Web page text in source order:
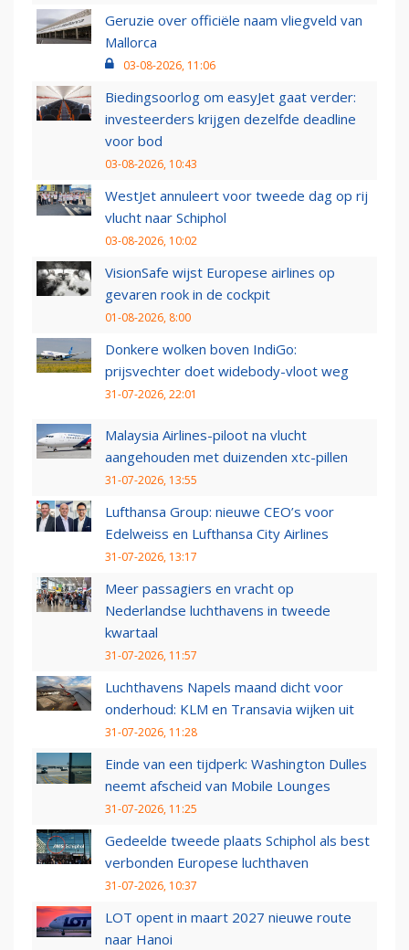
Geruzie over officiële naam vliegveld van
Mallorca
03-08-2026, 11:06
Biedingsoorlog om easyJet gaat verder:
investeerders krijgen dezelfde deadline
voor bod
03-08-2026, 10:43
WestJet annuleert voor tweede dag op rij
vlucht naar Schiphol
03-08-2026, 10:02
VisionSafe wijst Europese airlines op
gevaren rook in de cockpit
01-08-2026, 8:00
Donkere wolken boven IndiGo:
prijsvechter doet widebody-vloot weg
31-07-2026, 22:01
Malaysia Airlines-piloot na vlucht
aangehouden met duizenden xtc-pillen
31-07-2026, 13:55
Lufthansa Group: nieuwe CEO’s voor
Edelweiss en Lufthansa City Airlines
31-07-2026, 13:17
Meer passagiers en vracht op
Nederlandse luchthavens in tweede
kwartaal
31-07-2026, 11:57
Luchthavens Napels maand dicht voor
onderhoud: KLM en Transavia wijken uit
31-07-2026, 11:28
Einde van een tijdperk: Washington Dulles
neemt afscheid van Mobile Lounges
31-07-2026, 11:25
Gedeelde tweede plaats Schiphol als best
verbonden Europese luchthaven
31-07-2026, 10:37
LOT opent in maart 2027 nieuwe route
naar Hanoi